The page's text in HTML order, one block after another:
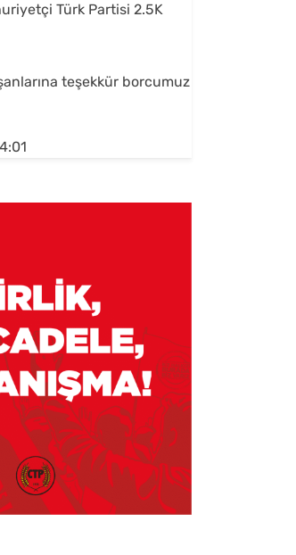
Türk Partisi 2.5K
teşekkür borcumuz